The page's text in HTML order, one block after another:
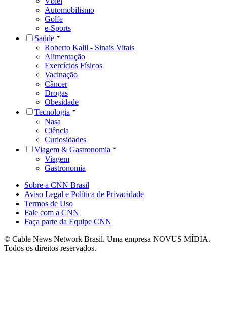
Automobilismo
Golfe
e-Sports
Saúde
Roberto Kalil - Sinais Vitais
Alimentação
Exercícios Físicos
Vacinação
Câncer
Drogas
Obesidade
Tecnologia
Nasa
Ciência
Curiosidades
Viagem & Gastronomia
Viagem
Gastronomia
Sobre a CNN Brasil
Aviso Legal e Política de Privacidade
Termos de Uso
Fale com a CNN
Faça parte da Equipe CNN
© Cable News Network Brasil. Uma empresa NOVUS MÍDIA.
Todos os direitos reservados.